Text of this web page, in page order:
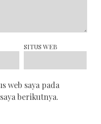
SITUS WEB
web saya pada
berikutnya.